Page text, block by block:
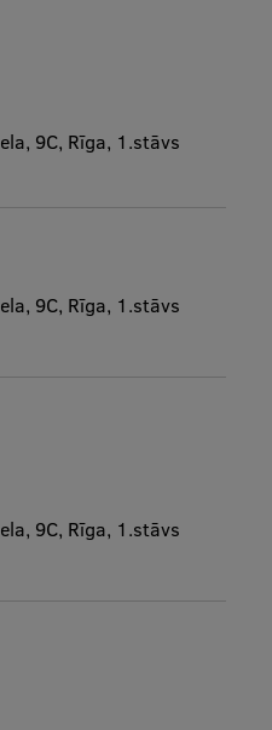
9C, Rīga, 1.stāvs
9C, Rīga, 1.stāvs
9C, Rīga, 1.stāvs